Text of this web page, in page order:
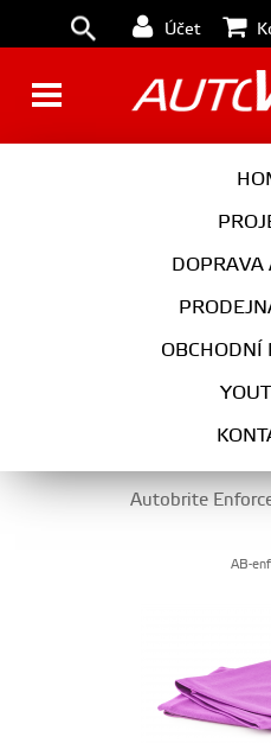
Účet
DOPRAVA
OBCHODNÍ
PŘÍPRAVKY
PŘÍPRAVKY NA
Autobrite
AB-